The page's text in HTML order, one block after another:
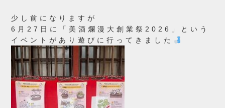
少し前になりますが
6月27日に「美酒爛漫大創業祭2026」という
イベントがあり遊びに行ってきました